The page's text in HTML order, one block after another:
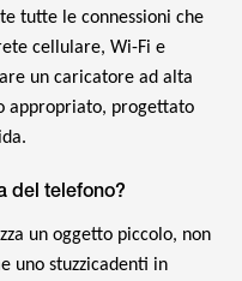
tutte le connessioni che
cellulare, Wi-Fi e
un caricatore ad alta
appropriato, progettato
del telefono?
un oggetto piccolo, non
uno stuzzicadenti in